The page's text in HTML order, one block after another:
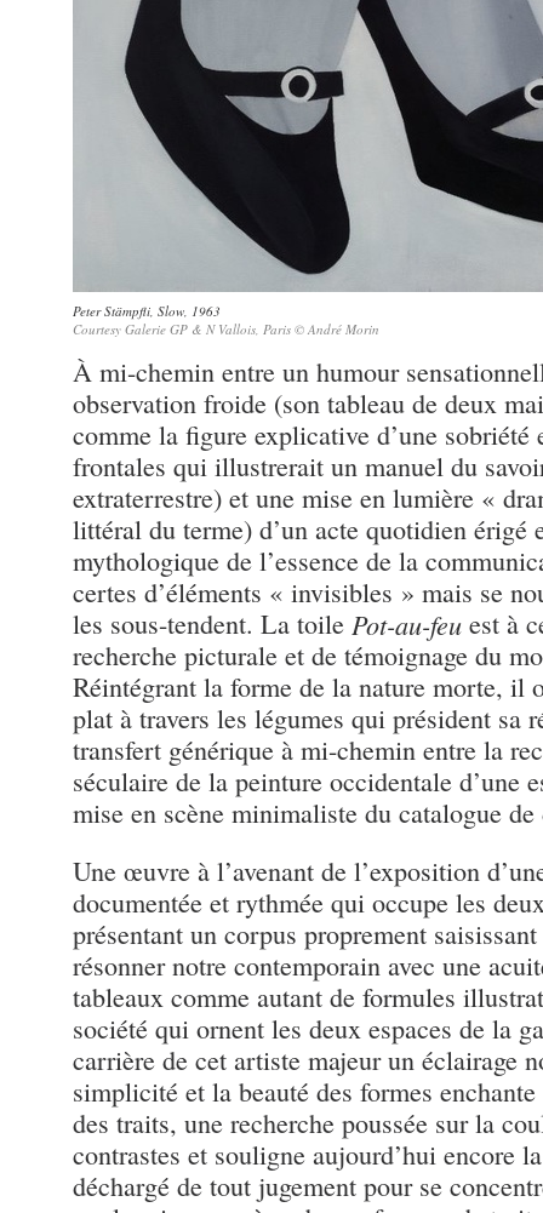
Peter Stämpfli, Slow, 1963
Courtesy Galerie GP & N Vallois, Paris © André Morin
À mi-chemin entre un humour
observation froide (son tableau de deux
comme la figure explicative d’une sobriété
frontales qui illustrerait un manuel du
extraterrestre) et une mise en lumière «
littéral du terme) d’un acte quotidien érigé
mythologique de l’essence de la
certes d’éléments « invisibles » mais se
les sous-tendent. La toile Pot-au-feu est à
recherche picturale et de témoignage du
Réintégrant la forme de la nature morte, il
plat à travers les légumes qui président sa
transfert générique à mi-chemin entre la
séculaire de la peinture occidentale d’une
mise en scène minimaliste du catalogue
Une œuvre à l’avenant de l’exposition
documentée et rythmée qui occupe les
présentant un corpus proprement
résonner notre contemporain avec une
tableaux comme autant de formules
société qui ornent les deux espaces de la
carrière de cet artiste majeur un éclairage
simplicité et la beauté des formes
des traits, une recherche poussée sur la
contrastes et souligne aujourd’hui encore
déchargé de tout jugement pour se